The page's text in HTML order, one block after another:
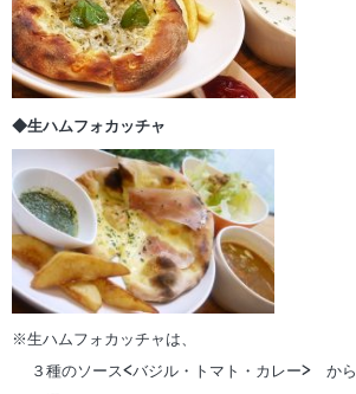
◆生ハムフォカッチャ
※生ハムフォカッチャは、
３種のソース<バジル・トマト・カレー> から